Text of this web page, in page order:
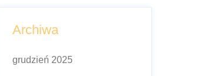
Archiwa
grudzień 2025